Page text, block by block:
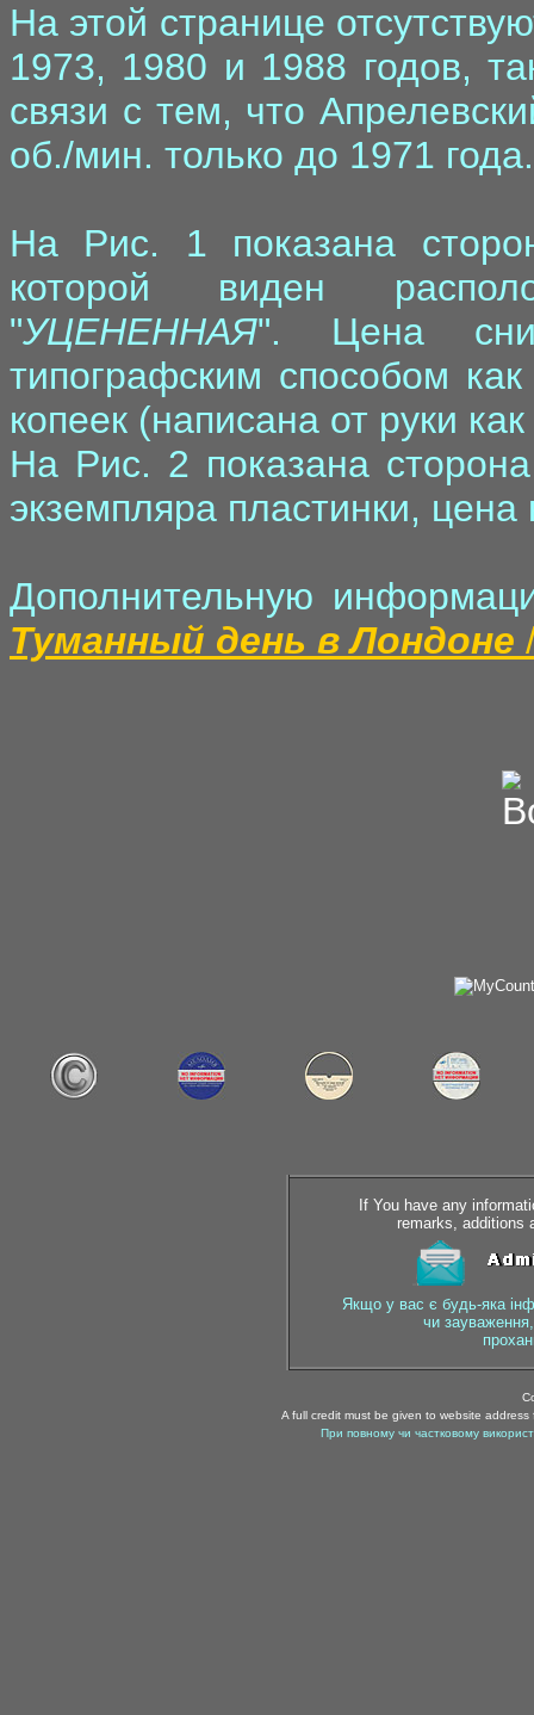
На этой странице
1973, 1980 и 1988 годов,
связи с тем, что
об./мин. только до 1971 года.
На Рис. 1 показана
которой виден
"УЦЕНЕННАЯ". Цена
типографским способом
копеек (написана от руки как
На Рис. 2 показана
экземпляра пластинки,
Дополнительную
Туманный день в Лондоне